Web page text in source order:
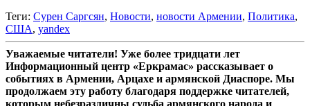
Теги: Сурен Саргсян, Новости, новости Армении, Политика,
США, yandex
Уважаемые читатели! Уже более тридцати лет
Информационный центр «Еркрамас» рассказывает о
событиях в Армении, Арцахе и армянской Диаспоре. Мы
продолжаем эту работу благодаря поддержке читателей,